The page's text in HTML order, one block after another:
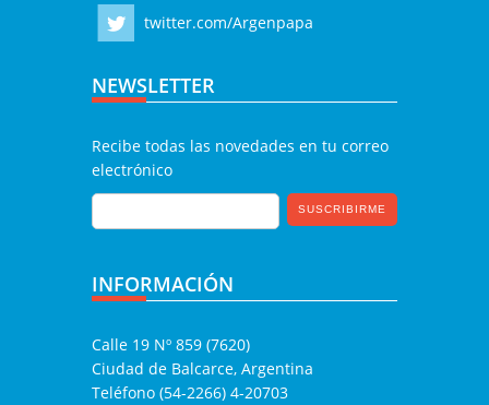
twitter.com/Argenpapa
NEWSLETTER
Recibe todas las novedades en tu correo
electrónico
INFORMACIÓN
Calle 19 Nº 859 (7620)
Ciudad de Balcarce, Argentina
Teléfono (54-2266) 4-20703